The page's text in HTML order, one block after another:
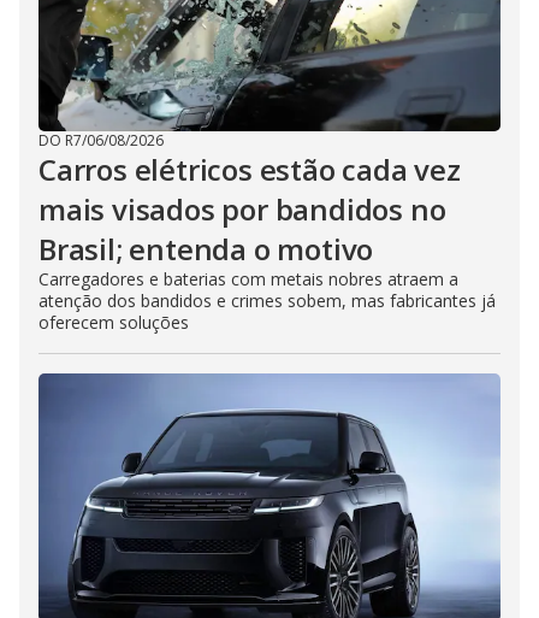
DO R7/06/08/2026
Carros elétricos estão cada vez
mais visados por bandidos no
Brasil; entenda o motivo
Carregadores e baterias com metais nobres atraem a
atenção dos bandidos e crimes sobem, mas fabricantes já
oferecem soluções